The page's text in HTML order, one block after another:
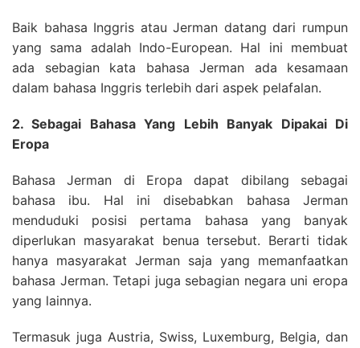
Baik bahasa Inggris atau Jerman datang dari rumpun
yang sama adalah Indo-European. Hal ini membuat
ada sebagian kata bahasa Jerman ada kesamaan
dalam bahasa Inggris terlebih dari aspek pelafalan.
2. Sebagai Bahasa Yang Lebih Banyak Dipakai Di
Eropa
Bahasa Jerman di Eropa dapat dibilang sebagai
bahasa ibu. Hal ini disebabkan bahasa Jerman
menduduki posisi pertama bahasa yang banyak
diperlukan masyarakat benua tersebut. Berarti tidak
hanya masyarakat Jerman saja yang memanfaatkan
bahasa Jerman. Tetapi juga sebagian negara uni eropa
yang lainnya.
Termasuk juga Austria, Swiss, Luxemburg, Belgia, dan